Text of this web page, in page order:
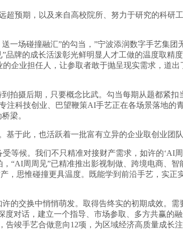
预期，以及来自高校院所、努力于研究的科研
场碰撞融汇”的勾当，”宁波添润数字手艺集团
牌的成长活泼彰光鲜明显人才工做的温度取精
企业担任人，让参取者敢于抛呈现实需求，道
摄后期，只要概念比武。勾当每期从题都紧扣
科技创业、巴望鞭策AI手艺正在各场景落地的
梁。
此，也活跃着一批富有立异的企业取创业团队
候。我们不只精准对接财产需求，如许的‘AI周
“AI周周见”已精准推出影视制做、跨境电商、
思惟碰撞更具温度。既能学到前沿手艺，实正
交换中悄悄萌发。取得告终实的初期成效。需
对话，建立一个指导、市场参取、多方共赢的
告竣手艺合做意向12项，为区域经济高质量成长